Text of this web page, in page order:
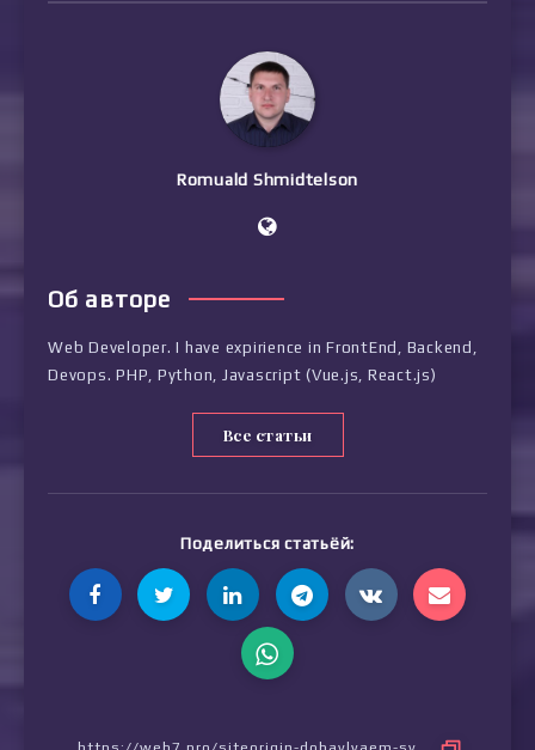
Romuald Shmidtelson
Об авторе
Web Developer. I have expirience in FrontEnd, Backend,
Devops. PHP, Python, Javascript (Vue.js, React.js)
Все статьи
Поделиться статьёй: